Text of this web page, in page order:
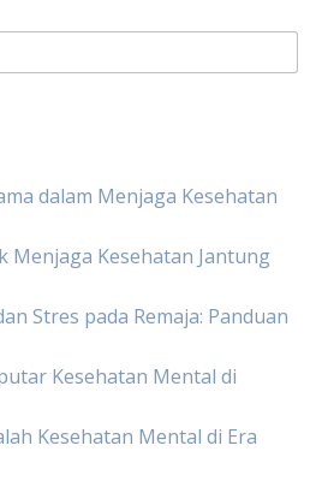
dalam Menjaga Kesehatan
Menjaga Kesehatan Jantung
Stres pada Remaja: Panduan
Kesehatan Mental di
Kesehatan Mental di Era